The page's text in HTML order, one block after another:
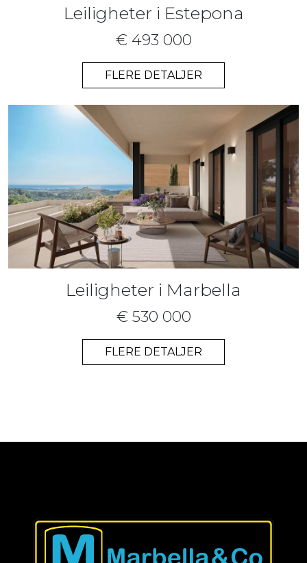
Leiligheter i Estepona
€ 493 000
FLERE DETALJER
Leiligheter i Marbella
€ 530 000
FLERE DETALJER